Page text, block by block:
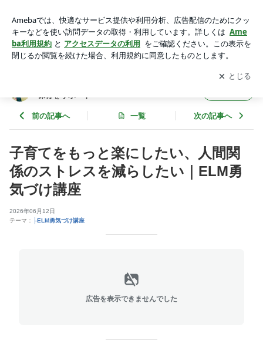
｜ELM勇気づけ講座 | アドラー心理学とモンテッソーリで子育
てと保育をサポート
アプリをダウンロードして ブログの更新通知
を受け取りまし
ょう。
開く
保育をサポート
前の記事へ 一覧 次の記事へ
子育てをもっと楽にしたい、人間関
係のストレスを減らしたい｜ELM勇
気づけ講座
2026年06月12日
テーマ：
├ELM勇気づけ講座
広告を表示できませんでした